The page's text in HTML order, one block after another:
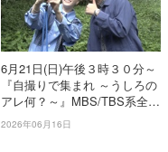
6月21日(日)午後３時３０分～
『自撮りで集まれ ～うしろの
アレ何？～』MBS/TBS系全国
ネット放送!!
2026年06月16日